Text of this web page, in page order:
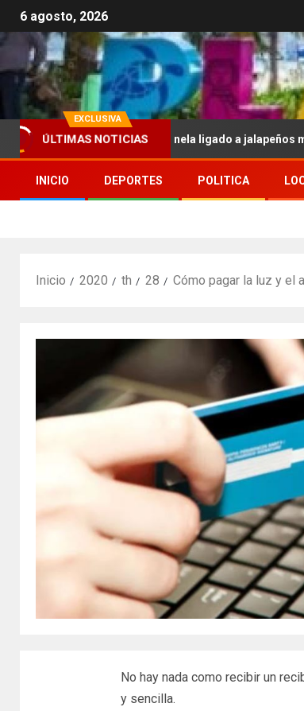
6 agosto, 2026
EXCLUSIVA
ÚLTIMAS NOTICIAS
por brote de salmonela ligado a jalapeños mexicanos;
INICIO DEPORTES POLITICA
Inicio 2020 th 28 Cómo pagar la luz y el
No hay nada como recibir un
y sencilla.